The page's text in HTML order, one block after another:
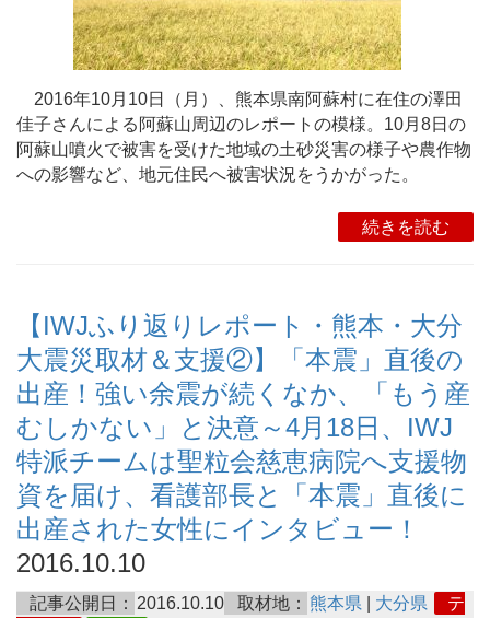
2016年10月10日（月）、熊本県南阿蘇村に在住の澤田
佳子さんによる阿蘇山周辺のレポートの模様。10月8日の
阿蘇山噴火で被害を受けた地域の土砂災害の様子や農作物
への影響など、地元住民へ被害状況をうかがった。
続きを読む
【IWJふり返りレポート・熊本・大分
大震災取材＆支援②】「本震」直後の
出産！強い余震が続くなか、「もう産
むしかない」と決意～4月18日、IWJ
特派チームは聖粒会慈恵病院へ支援物
資を届け、看護部長と「本震」直後に
出産された女性にインタビュー！
2016.10.10
記事公開日： 2016.10.10 取材地： 熊本県 大分県
テ